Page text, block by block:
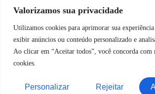
Valorizamos sua privacidade
Utilizamos cookies para aprimorar sua experiência
exibir anúncios ou conteúdo personalizado e
Ao clicar em “Aceitar todos”, você concorda com
cookies.
Personalizar Rejeitar
© 2023 Melinda Joias • Todos os
Política de
INDUSTRIAIS LTDA
CNPJ: 60.054.434/0001-